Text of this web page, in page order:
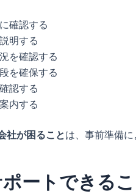
確認する
明する
を確認する
を確保する
認する
内する
社が困ることは、事前準備に
ートできるこ